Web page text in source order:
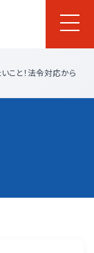
こと！法令対応から